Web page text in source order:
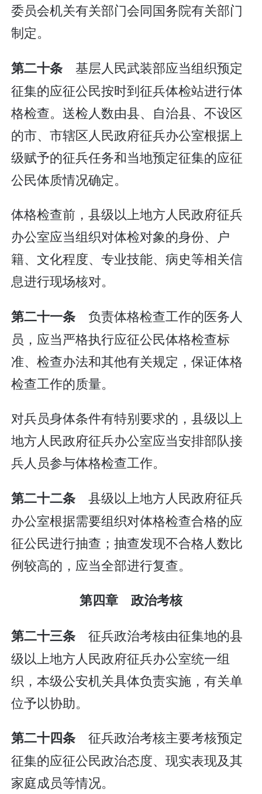
委员会机关有关部门会同国务院有关部门
制定。
第二十条 基层人民武装部应当组织预定
征集的应征公民按时到征兵体检站进行体
格检查。送检人数由县、自治县、不设区
的市、市辖区人民政府征兵办公室根据上
级赋予的征兵任务和当地预定征集的应征
公民体质情况确定。
体格检查前，县级以上地方人民政府征兵
办公室应当组织对体检对象的身份、户
籍、文化程度、专业技能、病史等相关信
息进行现场核对。
第二十一条 负责体格检查工作的医务人
员，应当严格执行应征公民体格检查标
准、检查办法和其他有关规定，保证体格
检查工作的质量。
对兵员身体条件有特别要求的，县级以上
地方人民政府征兵办公室应当安排部队接
兵人员参与体格检查工作。
第二十二条 县级以上地方人民政府征兵
办公室根据需要组织对体格检查合格的应
征公民进行抽查；抽查发现不合格人数比
例较高的，应当全部进行复查。
第四章 政治考核
第二十三条 征兵政治考核由征集地的县
级以上地方人民政府征兵办公室统一组
织，本级公安机关具体负责实施，有关单
位予以协助。
第二十四条 征兵政治考核主要考核预定
征集的应征公民政治态度、现实表现及其
家庭成员等情况。